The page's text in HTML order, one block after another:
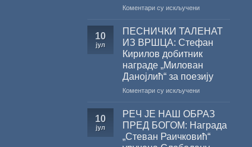
Коментари су искљученина
Сали
СКЗ
одржано
свечано
уручење
Награде
„Стеван
10
јул
ПЕСНИЧКИ ТАЛЕНАТ
ИЗ ВРШЦА: Стефан
Кирилов добитник
награде „Милован
Данојлић“ за поезију
Коментари су искљученина
ТАЛЕНАТ
ВРШЦА:
Стефан
10
јул
РЕЧ ЈЕ НАШ ОБРАЗ
ПРЕД БОГОМ: Награда
„Стеван Раичковић“